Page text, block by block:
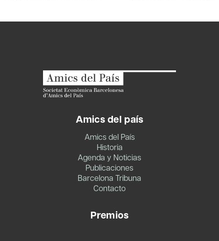
Amics del país
Amics del País
Historia
Agenda y Noticias
Publicaciones
Barcelona Tribuna
Contacto
Premios